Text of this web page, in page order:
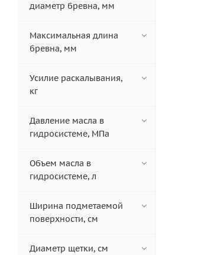
диаметр бревна, мм
Максимальная длина
бревна, мм
Усилие раскалывания,
кг
Давление масла в
гидросистеме, МПа
Объем масла в
гидросистеме, л
Ширина подметаемой
поверхности, см
Диаметр щетки, см